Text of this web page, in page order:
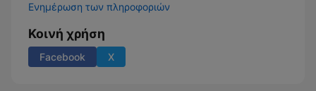
Ενημέρωση των πληροφοριών
Κοινή χρήση
Facebook X